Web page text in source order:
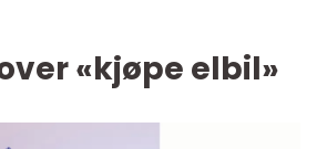
«kjøpe elbil»